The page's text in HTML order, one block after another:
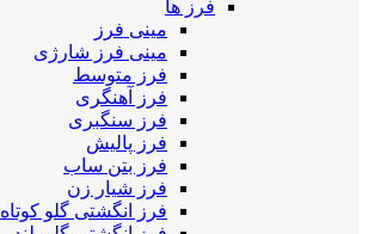
فرز ها
مینی فرز
مینی فرز شارژی
فرز متوسط
فرز آهنگری
فرز سنگبری
فرز پالیش
فرز بتن ساب
فرز شیار زن
فرز انگشتی گلو کوتاه